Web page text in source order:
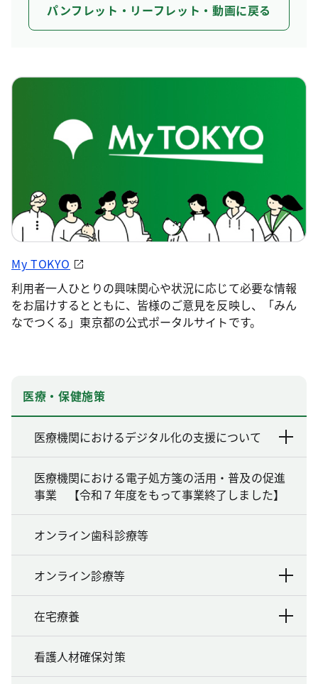
パンフレット・リーフレット・動画に戻る
My TOKYO
利用者一人ひとりの興味関心や状況に応じて必要な情報
をお届けするとともに、皆様のご意見を反映し、「みん
なでつくる」東京都の公式ポータルサイトです。
医療・保健施策
医療機関におけるデジタル化の支援について
医療機関における電子処方箋の活用・普及の促進
事業 【令和７年度をもって事業終了しました】
オンライン歯科診療等
オンライン診療等
在宅療養
看護人材確保対策